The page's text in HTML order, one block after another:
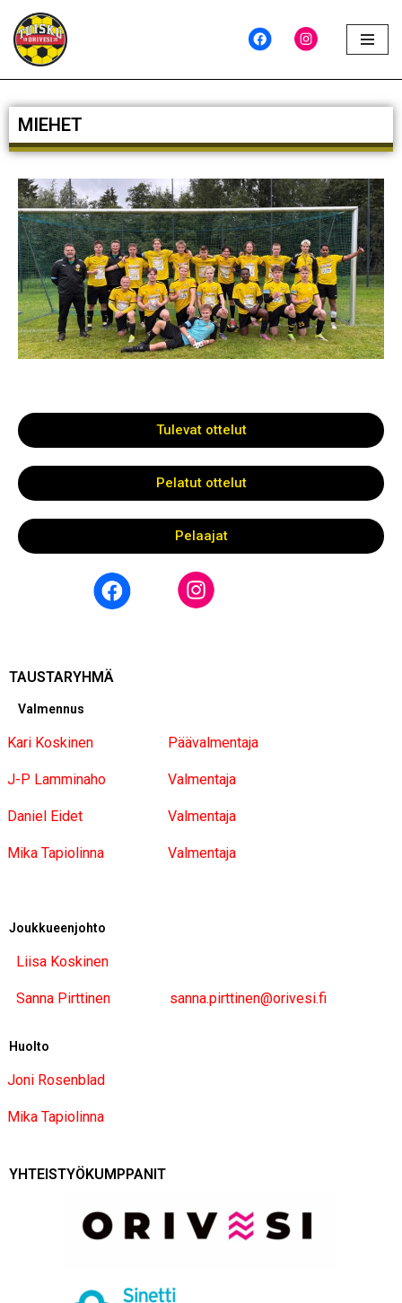
Siirry
suoraan
MIEHET
Tulevat ottelut
Pelatut ottelut
Pelaajat
TAUSTARYHMÄ
Valmennus
Kari Koskinen Päävalmentaja
J-P Lamminaho Valmentaja
Daniel Eidet Valmentaja
Mika Tapiolinna Valmentaja
Joukkueenjohto
Liisa Koskinen
Sanna Pirttinen sanna.pirttinen@orivesi.fi
Huolto
Joni Rosenblad
Mika Tapiolinna
YHTEISTYÖKUMPPANIT